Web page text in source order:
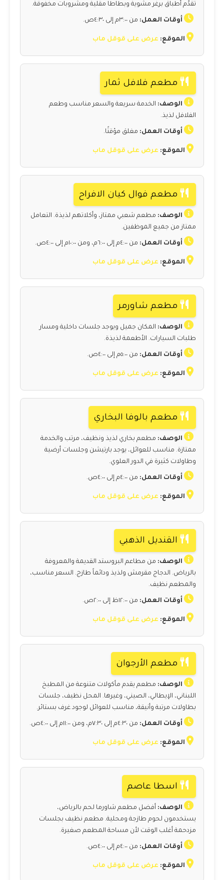
تقدّم أطباق برغر مشوية وبطاطا مقلية ومشروبات مخفوقة.
أوقات العمل: من ٣:٠٠م إلى ٤:٣٠ص.
الموقع: عرض على قوقل ماب
مطعم فلافل ثمار
الوصف: الخدمة سريعة والسعر مناسب وطعم
الفلافل لذيذ.
أوقات العمل: مغلق مؤقتًا.
الموقع: عرض على قوقل ماب
مطعم فوال كيان الافراح
الوصف: مطعم شعبي ممتاز، وأكلاتهم لذيذة. التعامل
ممتاز من جميع الموظفين.
أوقات العمل: من ٤:٠٠م إلى ٦:٠٠م، ومن ١٠:٠٠م إلى ٤:٠٠ص.
الموقع: عرض على قوقل ماب
مطعم شاورمر
الوصف: المكان جميل ويوجد جلسات داخلية ومسار
طلبات السيارات. الأطعمة لذيذة.
أوقات العمل: من ٥:٠٠م إلى ٤:٠٠ص.
الموقع: عرض على قوقل ماب
مطعم بالوفا البخاري
الوصف: مطعم بخاري لذيذ ونظيف، مرتب والخدمة
ممتازة. مناسب للعوائل، يوجد بارتيشن وجلسات أرضية
وطاولات كثيرة في الدور العلوي.
أوقات العمل: من ٤:٠٠م إلى ٤:٠٠ص.
الموقع: عرض على قوقل ماب
القنديل الذهبي
الوصف: من مطاعم البروستد القديمة والمعروفة
بالرياض. الدجاج مقرمش ولذيذ ودائماً طازج. السعر مناسب،
والمطعم نظيف.
أوقات العمل: من ١٢:٠٠ظ إلى ٢:٠٠ص.
الموقع: عرض على قوقل ماب
مطعم الأرجوان
الوصف: مطعم يقدم مأكولات متنوعة من المطبخ
اللبناني، الإيطالي، الصيني، وغيرها. المحل نظيف، جلسات
بطاولات مرتبة وأنيقة، مناسب للعوائل لوجود غرف بستائر.
أوقات العمل: من ٤:٣٠م إلى ٧:٣٠م، ومن ١١:٠٠م إلى ٤:٠٠ص.
الموقع: عرض على قوقل ماب
اسطا عاصم
الوصف: أفضل مطعم شاورما لحم بالرياض،
يستخدمون لحوم طازجة ومحلية. مطعم نظيف بجلسات
مزدحمة أغلب الوقت لأن مساحة المطعم صغيرة.
أوقات العمل: من ٤:٠٠م إلى ٤:٠٠ص.
الموقع: عرض على قوقل ماب